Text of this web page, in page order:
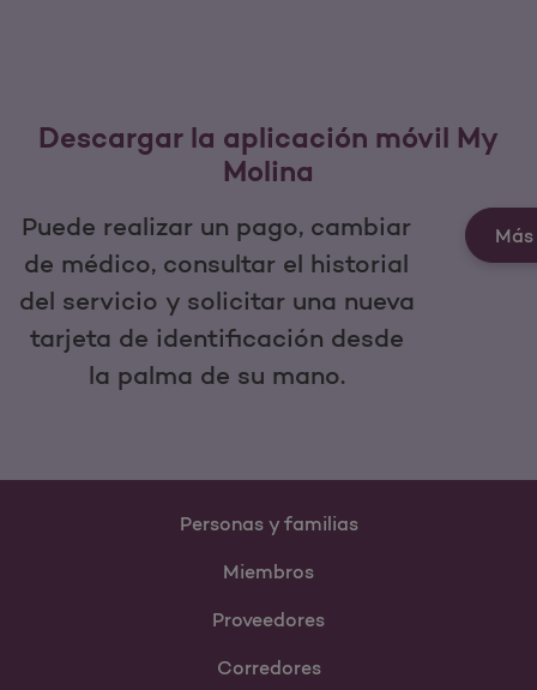
Descargar la aplicación móvil My
Molina
Puede realizar un pago, cambiar
de médico, consultar el historial
del servicio y solicitar una nueva
tarjeta de identificación desde
la palma de su mano.
Personas y familias
Miembros
Proveedores
Corredores